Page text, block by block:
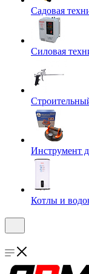
Садовая
Силовая
Инструмент
Котлы и